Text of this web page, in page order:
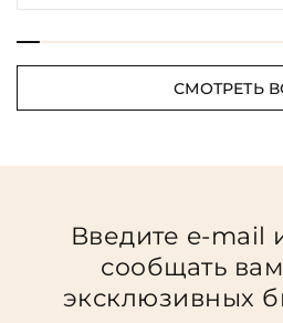
СМОТРЕТЬ
Введите e-mail
сообщать
эксклюзивных